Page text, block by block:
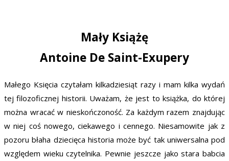
Mały Książę
Antoine De Saint-Exupery
Małego Księcia czytałam kilkadziesiąt razy i mam kilka wydań
tej filozoficznej historii. Uważam, że jest to książka, do której
można wracać w nieskończoność. Za każdym razem znajdując
w niej coś nowego, ciekawego i cennego. Niesamowite jak z
pozoru błaha dziecięca historia może być tak uniwersalna pod
względem wieku czytelnika. Pewnie jeszcze jako stara babcia